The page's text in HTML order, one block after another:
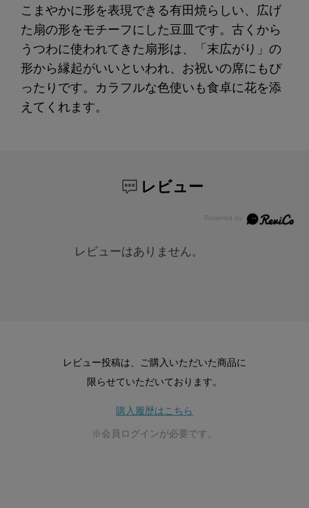
こまやかに形を表現できる有田焼らしい、広げ
た扇の形をモチーフにした豆皿です。古くから
うつわに使われてきた扇形は、「末広がり」の
形から縁起がいいといわれ、お祝いの席にもぴ
ったりです。カラフルな色使いも食卓に花を添
えてくれます。
レビュー
レビューはありません。
レビュー投稿は、ご購入いただいた商品に
限らせていただいております。
購入履歴はこちら
※会員ログインが必要です。